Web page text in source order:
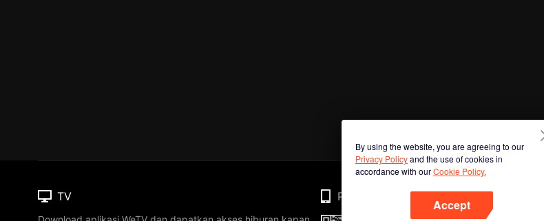
By using the website, you are agreeing to our
Privacy Policyand the use of cookies in
accordance with ourCookie Policy.
Accept
TV Phone